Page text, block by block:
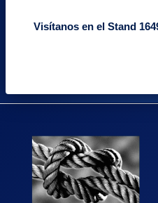
Visítanos en el Stand